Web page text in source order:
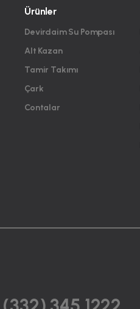
Ürünler
Devirdaim Su Pompası
Alt Kazan
Tamir Takımı
Çark
Contalar